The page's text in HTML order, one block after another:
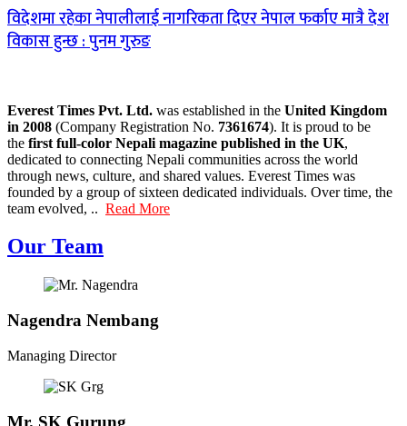
विदेशमा रहेका नेपालीलाई नागरिकता दिएर नेपाल फर्काए मात्रै देश
विकास हुन्छ : पुनम गुरुङ
Everest Times Pvt. Ltd. was established in the United Kingdom
in 2008 (Company Registration No. 7361674). It is proud to be
the first full-color Nepali magazine published in the UK,
dedicated to connecting Nepali communities across the world
through news, culture, and shared values. Everest Times was
founded by a group of sixteen dedicated individuals. Over time, the
team evolved, .. Read More
Our Team
Nagendra Nembang
Managing Director
Mr. SK Gurung